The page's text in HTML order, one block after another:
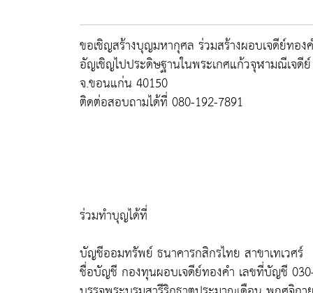
ขอเชิญสร้างบุญมหากุศล ร่วมสร้างผอบเจดีย์ทอง
อัญเชิญไปประดิษฐานในพระเกศแก้วจุฬามณีเจ
จ.ขอนแก่น 40150
ติดต่อสอบถามได้ที่ 080-192-7891
ร่วมทำบุญได้ที่
บัญชีออมทรัพย์ ธนาคารกสิกรไทย สาขาเทเวศร์
ชื่อบัญชี กองทุนผอบเจดีย์ทองคำ เลขที่บัญชี